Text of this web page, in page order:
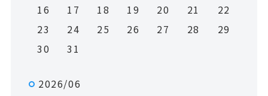
16 17 18 19 20 21
22
23
24 25 26 27 28
29
30
31
2026/06